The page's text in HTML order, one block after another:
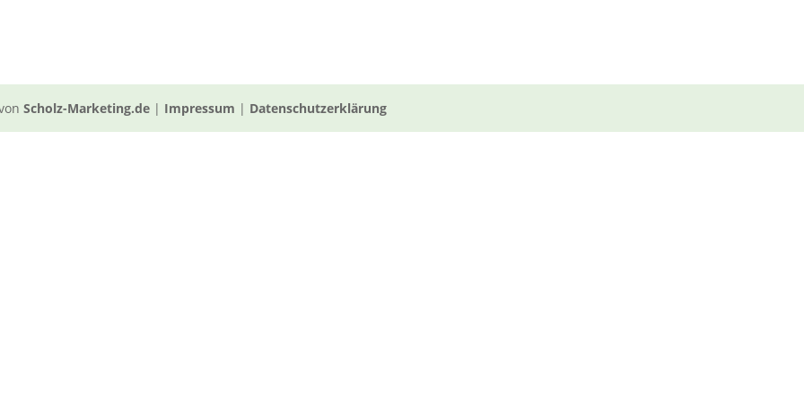
Scholz-Marketing.de | Impressum | Datenschutzerklärung